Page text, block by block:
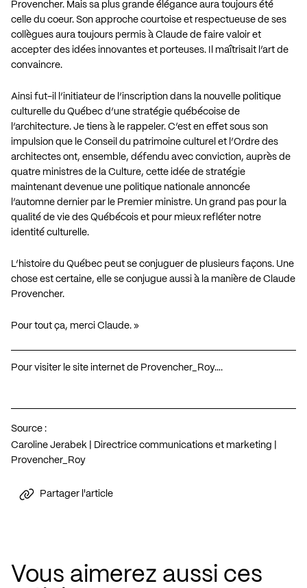
Provencher. Mais sa plus grande élégance aura toujours été
celle du coeur. Son approche courtoise et respectueuse de ses
collègues aura toujours permis à Claude de faire valoir et
accepter des idées innovantes et porteuses. Il maîtrisait l’art de
convaincre.
Ainsi fut-il l’initiateur de l’inscription dans la nouvelle politique
culturelle du Québec d’une stratégie québécoise de
l’architecture. Je tiens à le rappeler. C’est en effet sous son
impulsion que le Conseil du patrimoine culturel et l’Ordre des
architectes ont, ensemble, défendu avec conviction, auprès de
quatre ministres de la Culture, cette idée de stratégie
maintenant devenue une politique nationale annoncée
l’automne dernier par le Premier ministre. Un grand pas pour la
qualité de vie des Québécois et pour mieux refléter notre
identité culturelle.
L’histoire du Québec peut se conjuguer de plusieurs façons. Une
chose est certaine, elle se conjugue aussi à la manière de Claude
Provencher.
Pour tout ça, merci Claude. »
Pour visiter le site internet de Provencher_Roy….
Source :
Caroline Jerabek | Directrice communications et marketing |
Provencher_Roy
Partager l'article
Vous aimerez aussi ces